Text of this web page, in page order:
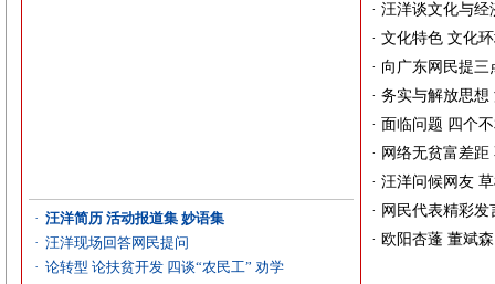
· 汪洋简历 活动报道集 妙语集
· 汪洋现场回答网民提问
· 论转型 论扶贫开发 四谈“农民工” 劝学
· 汪洋谈文化与经
· 文化特色 文化
· 向广东网民提三
· 务实与解放思想
· 面临问题 四个
· 网络无贫富差距
· 汪洋问候网友
· 网民代表精彩发
· 欧阳杏蓬 董斌森